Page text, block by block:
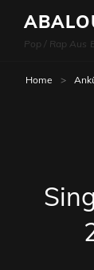
Pop / Rap Aus
Home >